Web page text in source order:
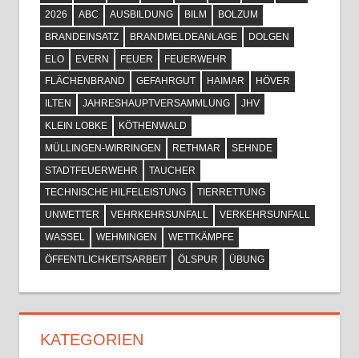
2026 ABC AUSBILDUNG BILM
BOLZUM
BRANDEINSATZ
BRANDMELDEANLAGE
DOLGEN
ELO
EVERN FEUER
FEUERWEHR
FLÄCHENBRAND
GEFAHRGUT HAIMAR
HÖVER
ILTEN
JAHRESHAUPTVERSAMMLUNG
JHV
KLEIN LOBKE
KÖTHENWALD
MÜLLINGEN-WIRRINGEN
RETHMAR
SEHNDE
STADTFEUERWEHR
TAUCHER
TECHNISCHE HILFELEISTUNG
TIERRETTUNG
UNWETTER
VEHRKEHRSUNFALL
VERKEHRSUNFALL
WASSEL
WEHMINGEN
WETTKÄMPFE
ÖFFENTLICHKEITSARBEIT
ÖLSPUR ÜBUNG
KATEGORIEN